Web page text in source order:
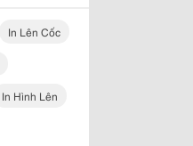
In Lên Cốc
In Hình Lên